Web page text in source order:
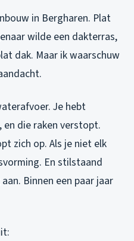
in Bergharen. Plat
wilde een dakterras,
dak. Maar ik waarschuw
Je hebt
die raken verstopt.
zich op. Als je niet elk
En stilstaand
Binnen een paar jaar